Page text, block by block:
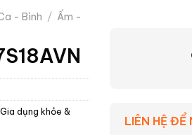
- Bình / Ấm -
Gia dụng khỏe &
LIÊN HỆ ĐỂ